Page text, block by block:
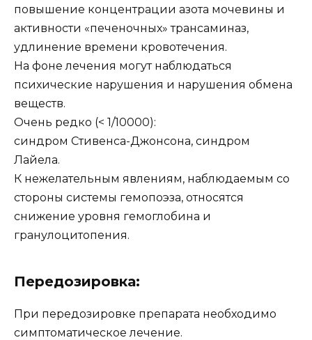
повышение концентрации азота мочевины и
активности «печеночных» трансаминаз,
удлинение времени кровотечения.
На фоне лечения могут наблюдаться
психические нарушения и нарушения обмена
веществ.
Очень редко (< 1/10000):
синдром Стивенса-Джонсона, синдром
Лайела.
К нежелательным явлениям, наблюдаемым со
стороны системы гемопоэза, относятся
снижение уровня гемоглобина и
гранулоцитопения.
Передозировка:
При передозировке препарата необходимо
симптоматическое лечение.